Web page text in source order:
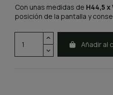
Con unas medidas de H44,5 x
posición de la pantalla y
Añadir al